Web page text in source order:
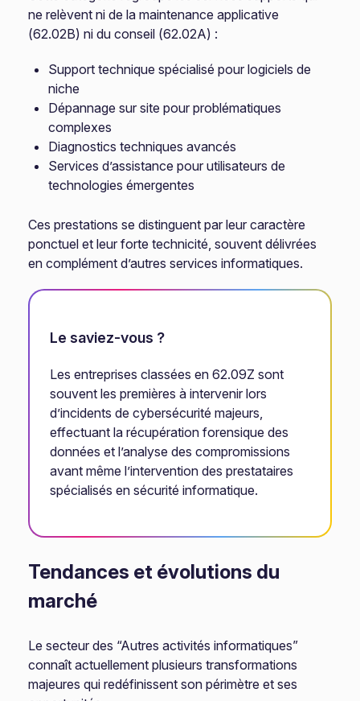
ne relèvent ni de la maintenance applicative
(62.02B) ni du conseil (62.02A) :
Support technique spécialisé pour logiciels de
niche
Dépannage sur site pour problématiques
complexes
Diagnostics techniques avancés
Services d’assistance pour utilisateurs de
technologies émergentes
Ces prestations se distinguent par leur caractère
ponctuel et leur forte technicité, souvent délivrées
en complément d’autres services informatiques.
Le saviez-vous ?
Les entreprises classées en 62.09Z sont
souvent les premières à intervenir lors
d’incidents de cybersécurité majeurs,
effectuant la récupération forensique des
données et l’analyse des compromissions
avant même l’intervention des prestataires
spécialisés en sécurité informatique.
Tendances et évolutions du
marché
Le secteur des “Autres activités informatiques”
connaît actuellement plusieurs transformations
majeures qui redéfinissent son périmètre et ses